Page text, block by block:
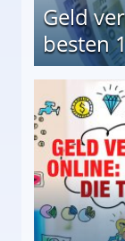
Geld
besten